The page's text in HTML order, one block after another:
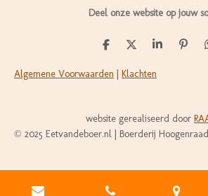
Deel onze website op jouw
D
l
D
e
S
P
Algemene Voorwaarden Klachten
website gerealiseerd door
© 2025 Eetvandeboer.nl | Boerderij Hoogenraad